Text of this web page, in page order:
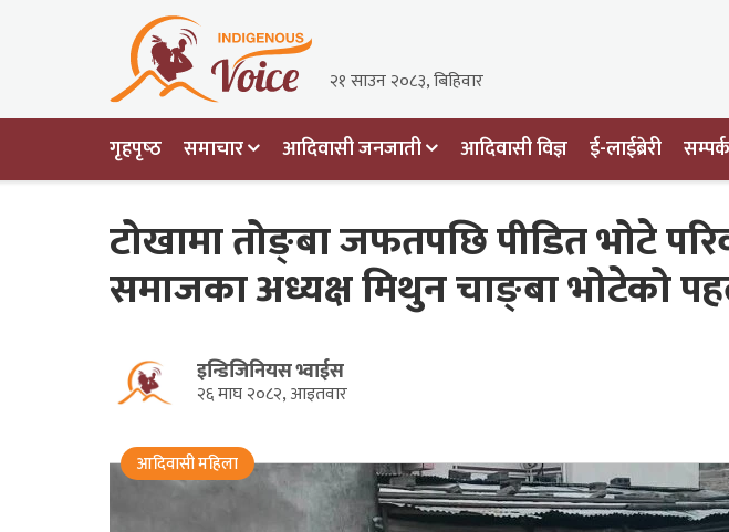
२१ साउन २०८३, बिहिवार
गृहपृष्‍ठ समाचार आदिवासी जनजाती आदिवासी विज्ञ ई-लाईब्रेरी सम्पर्क
टोखामा तोङ्बा जफतपछि पीडित भोटे
समाजका अध्यक्ष मिथुन चाङ्बा भोटेको
इन्डिजिनियस भ्वाईस
२६ माघ २०८२, आइतवार
आदिवासी महिला